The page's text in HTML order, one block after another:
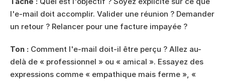
l'e-mail doit accomplir. Valider une réunion ? Demander
un retour ? Relancer pour une facture impayée ?
Ton : Comment l'e-mail doit-il être perçu ? Allez au-
delà de « professionnel » ou « amical ». Essayez des
expressions comme « empathique mais ferme », «